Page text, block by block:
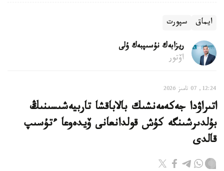
ايماق سپورت
ريزابەك نۇسىپبەك ۇلى
اۆتور
12:24, 07 تامىز 2026
اتىراۋدا جەكەمەنشىك بالاباقشا تاربيەشىسىنىڭ
بۇلدىرشىنگە كۇش قولدانعانى ۆيدەوعا ءتۇسىپ
قالدى